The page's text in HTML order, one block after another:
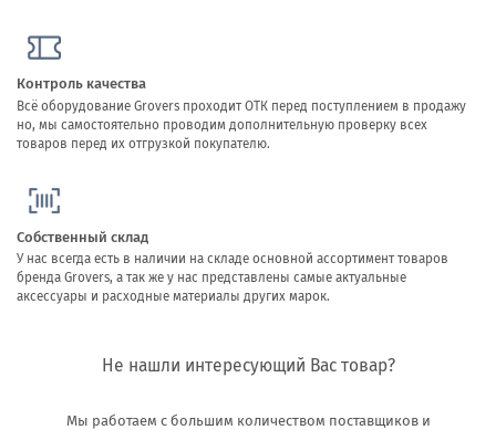
Контроль качества
Всё оборудование Grovers проходит ОТК перед поступлением в продажу
но, мы самостоятельно проводим дополнительную проверку всех
товаров перед их отгрузкой покупателю.
Собственный склад
У нас всегда есть в наличии на складе основной ассортимент товаров
бренда Grovers, а так же у нас представлены самые актуальные
аксессуары и расходные материалы других марок.
Не нашли интересующий Вас товар?
Мы работаем с большим количеством поставщиков и